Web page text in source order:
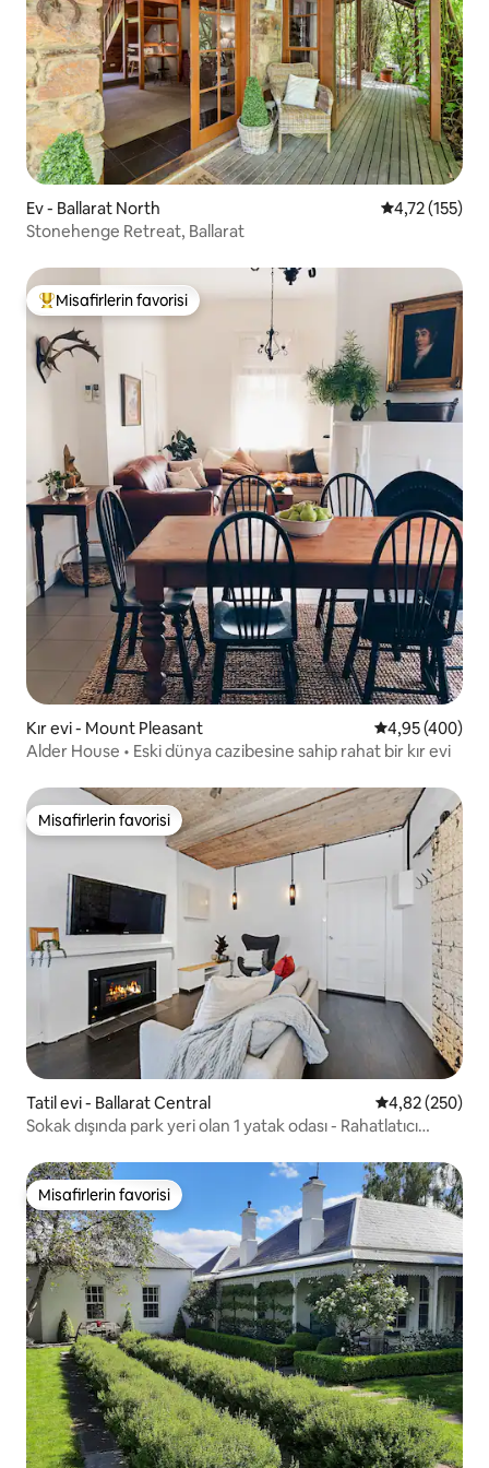
Ev - Ballarat North 5 üzerinden
4,72 (155)
Stonehenge Retreat, Ballarat
Misafirlerin favorilerinden en beğenilenler arasında
Misafirlerin favorisi
Kır evi - Mount Pleasant 5 üzerinden
4,95 (400)
Alder House • Eski dünya cazibesine sahip rahat bir kır evi
Misafirlerin favorisi
Misafirlerin favorisi
Tatil evi - Ballarat Central 5 üzerinden
4,82 (250)
Sokak dışında park yeri olan 1 yatak odası - Rahatlatıcı
Misafirlerin favorisi
Misafirlerin favorisi